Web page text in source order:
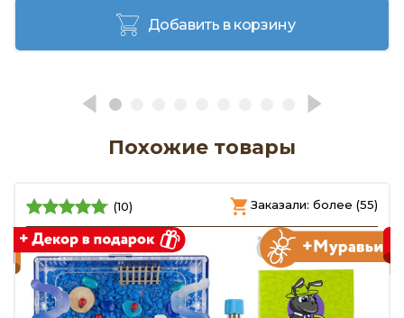
Добавить в корзину
Похожие товары
(10) Заказали: более (55)